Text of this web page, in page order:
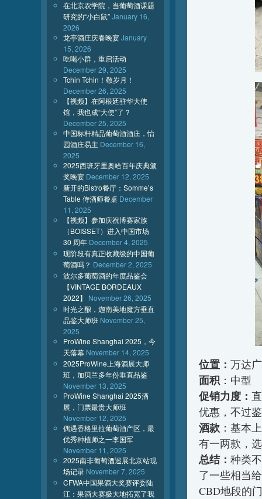
位置： 万达
面积 ：中型
促销力度：
优惠，不过
酒款 ：基本
有一两款，
总结： 种类
了一些相当
CBD地段的
在北京农学院，当葡萄酒课题
研究的“小白鼠”January 16,
2026
龙亭酒庄庆春晚宴January
15, 2026
吃喝小群，重启活动
December 29, 2025
Tchin Tchin！敬岁月！
December 26, 2025
【视频】在阿根廷驻华大使
馆，我也成“大使”了？
December 25, 2025
中国标杆精品葡萄酒酒庄，怡
园酒庄易主 December 16,
2025
2025西班牙里奥哈百年庆典颁
奖晚宴 December 12, 2025
新开的Bistro餐厅：Somme’s
Table 侍酒师餐桌 December
11, 2025
【视频】参加庆祝博赛家族
（BOISSET）进入中国市场
30 周年 December 4, 2025
现阶段有真正收藏级的中国葡
萄酒吗？ December 2, 2025
波尔多葡萄酒的年度品鉴会
【VINTAGE BORDEAUX
2022】
November 26, 2025
时光之酿，迦南美地魔方垂直
品鉴大师班 November 25,
2025
ProWine Shanghai 2025，今
天落幕 November 14, 2025
2025ProWine上海酒展大师
班，加贝兰多年份垂直品鉴
November 13, 2025
ProWine Shanghai 2025酒
展，门票最贵大师班
November 12, 2025
偶遇香格里拉葡萄酒产区，最
优秀种植师之一李国军
November 11, 2025
2025南非葡萄酒巡展北京站现
场记录 November 7, 2025
CFWA中国果酒大奖赛评委陆
江：果酒大赛极大地拓宽了我